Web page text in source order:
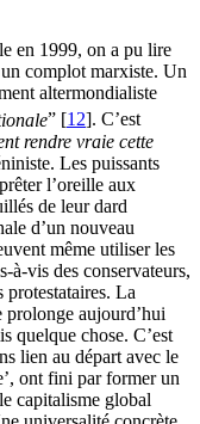
en 1999, on a pu lire
complot marxiste. Un
altermondialiste
” [12]. C’est
rendre vraie cette
Les puissants
l’oreille aux
de leur dard
d’un nouveau
même utiliser les
à-vis des conservateurs,
protestataires. La
prolonge aujourd’hui
quelque chose. C’est
lien au départ avec le
ont fini par former un
capitalisme global